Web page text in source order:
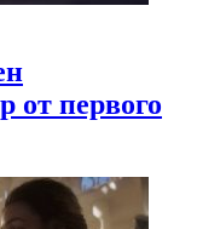
от первого